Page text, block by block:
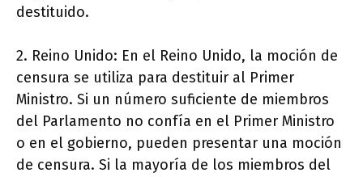
destituido.
2. Reino Unido: En el Reino Unido, la moción de
censura se utiliza para destituir al Primer
Ministro. Si un número suficiente de miembros
del Parlamento no confía en el Primer Ministro
o en el gobierno, pueden presentar una moción
de censura. Si la mayoría de los miembros del